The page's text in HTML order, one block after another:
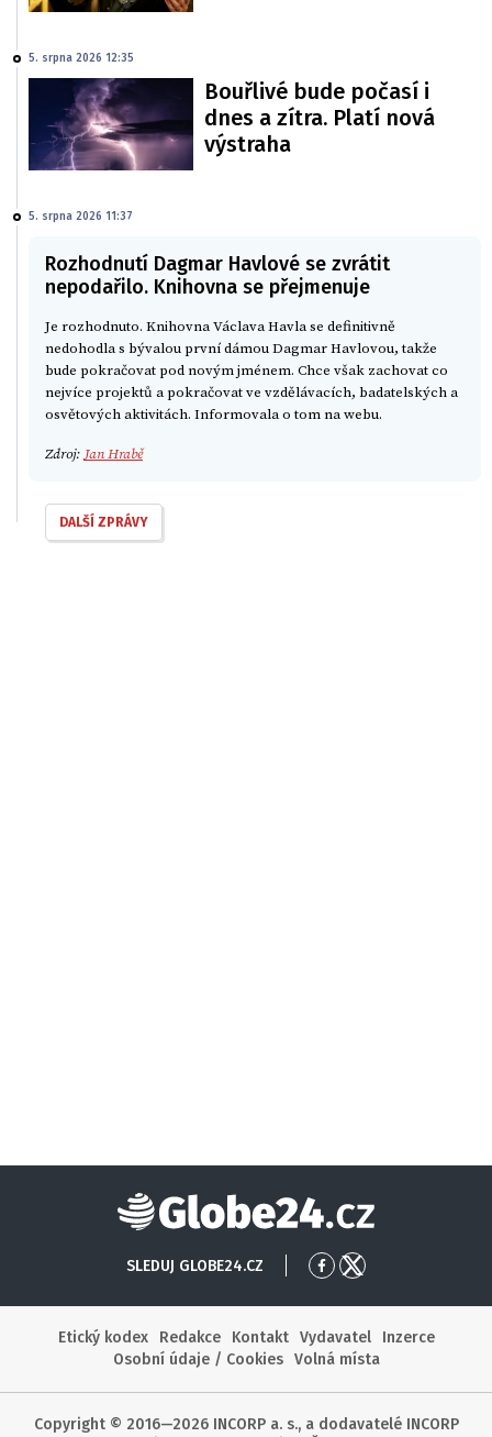
5. srpna 2026 12:35
Bouřlivé bude počasí i
dnes a zítra. Platí nová
výstraha
5. srpna 2026 11:37
Rozhodnutí Dagmar Havlové se zvrátit
nepodařilo. Knihovna se přejmenuje
Je rozhodnuto. Knihovna Václava Havla se definitivně
nedohodla s bývalou první dámou Dagmar Havlovou, takže
bude pokračovat pod novým jménem. Chce však zachovat co
nejvíce projektů a pokračovat ve vzdělávacích, badatelských a
osvětových aktivitách. Informovala o tom na webu.
Zdroj: Jan Hrabě
DALŠÍ ZPRÁVY
Globe24
SLEDUJ GLOBE24.CZ
PřejítPřejít
Etický kodex
Redakce Kontakt Vydavatel
Inzerce
Osobní údaje / Cookies
Volná místa
Copyright © 2016—2026 INCORP a. s., a dodavatelé INCORP